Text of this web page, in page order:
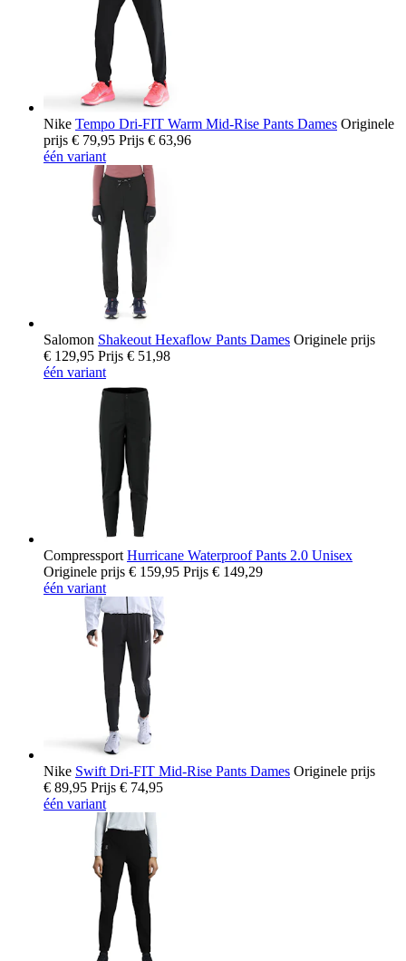
Nike Tempo Dri-FIT Warm Mid-Rise Pants Dames Originele
prijs € 79,95 Prijs € 63,96
één variant
Salomon Shakeout Hexaflow Pants Dames Originele prijs
€ 129,95 Prijs € 51,98
één variant
Compressport Hurricane Waterproof Pants 2.0 Unisex
Originele prijs € 159,95 Prijs € 149,29
één variant
Nike Swift Dri-FIT Mid-Rise Pants Dames Originele prijs
€ 89,95 Prijs € 74,95
één variant